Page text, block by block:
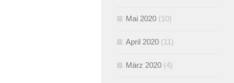
Mai 2020 (10)
April 2020 (11)
März 2020 (4)